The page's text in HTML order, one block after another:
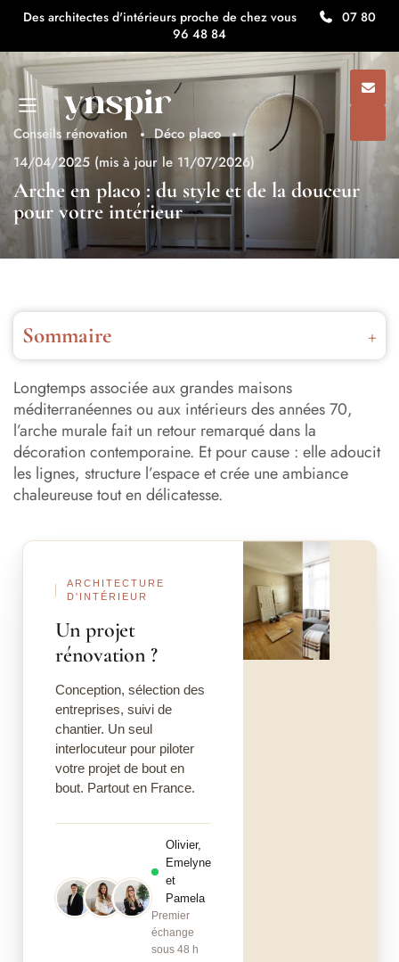
Des architectes d'intérieurs proche de chez vous
07 80
96 48 84
Conseils rénovation
Déco placo
14/04/2025 (mis à jour le 11/07/2026)
Arche en placo : du style et de la douceur
pour votre intérieur
Sommaire
L’arche murale : une tendance déco intemporelle
Où intégrer une arche en placo dans son intérieur ?
Comment créer une arche en placo ?
Contactez nos architectes d’intérieur pour créer votre
niche en placo !
Quelles sont les étapes de fabrication d’une arche en
Personnaliser son arche en placo : idées déco à adopter
Quelle peinture choisir pour une arche murale en placo
Résultats inspirants : notre arche en placo du projet Arte
Faut-il adopter une arche en placo chez soi ?
Longtemps associée aux grandes maisons
méditerranéennes ou aux intérieurs des années 70,
l’arche murale fait un retour remarqué dans la
décoration contemporaine. Et pour cause : elle adoucit
les lignes, structure l’espace et crée une ambiance
chaleureuse tout en délicatesse.
ARCHITECTURE
D'INTÉRIEUR
Un projet
rénovation ?
Conception, sélection des
entreprises, suivi de
chantier. Un seul
interlocuteur pour piloter
votre projet de bout en
bout. Partout en France.
Olivier,
Emelyne
et
Pamela
Premier
échange
sous 48 h
Après